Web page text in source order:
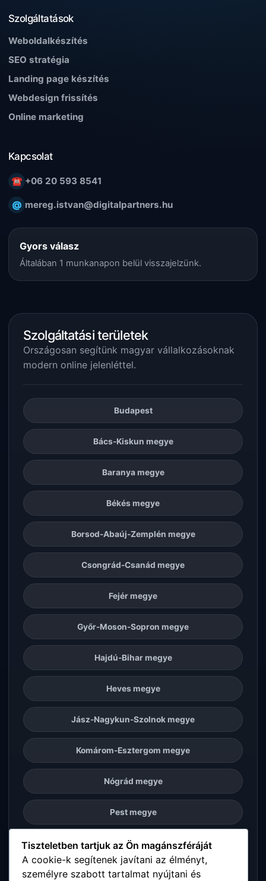
Szolgáltatások
Weboldalkészítés
SEO stratégia
Landing page készítés
Webdesign frissítés
Online marketing
Kapcsolat
☎ +06 20 593 8541
@ mereg.istvan@digitalpartners.hu
Gyors válasz
Általában 1 munkanapon belül visszajelzünk.
Szolgáltatási területek
Országosan segítünk magyar vállalkozásoknak
modern online jelenléttel.
Budapest
Bács-Kiskun megye
Baranya megye
Békés megye
Borsod-Abaúj-Zemplén megye
Csongrád-Csanád megye
Fejér megye
Győr-Moson-Sopron megye
Hajdú-Bihar megye
Heves megye
Jász-Nagykun-Szolnok megye
Komárom-Esztergom megye
Nógrád megye
Pest megye
Somogy megye
Szabolcs-Szatmár-Bereg megye
Tiszteletben tartjuk az Ön magánszféráját
A cookie-k segítenek javítani az élményt,
személyre szabott tartalmat nyújtani és